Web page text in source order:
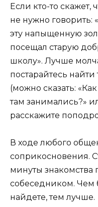
Если кто-то скажет,
не нужно говорить:
эту напыщенную
посещал старую
школу». Лучше
постарайтесь найти
(можно сказать:
там занимались?»
расскажите
В ходе любого
соприкосновения.
минуты знакомства
собеседником. Чем
найдете, тем лучше.